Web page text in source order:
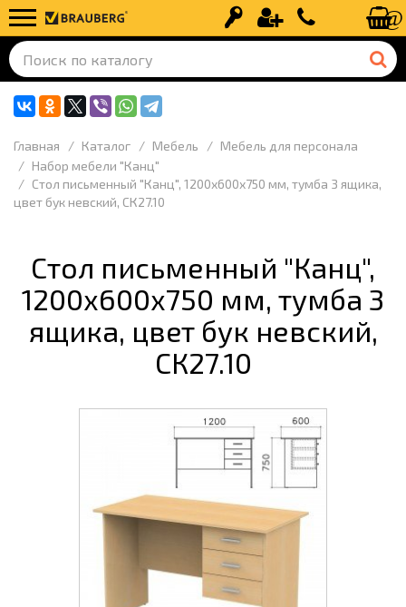
Вход Регистрация+7 (499) 110-
Главная Каталог Мебель
Мебель для персонала
Набор мебели "Канц"
Стол письменный "Канц", 1200х600х750 мм, тумба 3 ящика,
цвет бук невский, СК27.10
Стол письменный "Канц",
1200х600х750 мм, тумба 3
ящика, цвет бук невский,
СК27.10